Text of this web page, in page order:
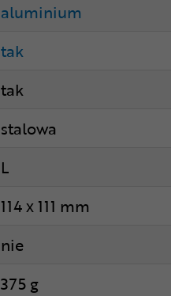
aluminium
tak
tak
stalowa
L
114 x 111 mm
nie
375 g